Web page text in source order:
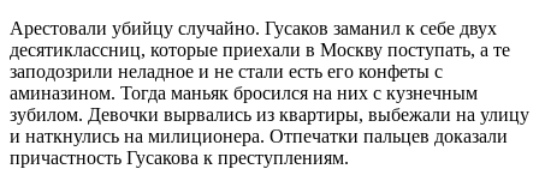
Арестовали убийцу случайно. Гусаков заманил к себе двух
десятиклассниц, которые приехали в Москву поступать, а те
заподозрили неладное и не стали есть его конфеты с
аминазином. Тогда маньяк бросился на них с кузнечным
зубилом. Девочки вырвались из квартиры, выбежали на улицу
и наткнулись на милиционера. Отпечатки пальцев доказали
причастность Гусакова к преступлениям.